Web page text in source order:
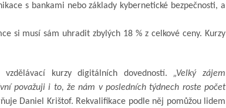
s bankami nebo základy kybernetické bezpečnosti, a
si musí sám uhradit zbylých 18 % z celkové ceny. Kurzy
kurzy digitálních dovedností. „Velký zájem
považuji i to, že nám v posledních týdnech roste počet
Daniel Krištof. Rekvalifikace podle něj pomůžou lidem